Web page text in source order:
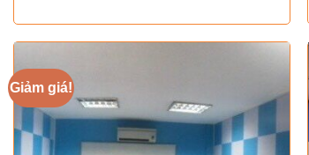
Giảm giá!